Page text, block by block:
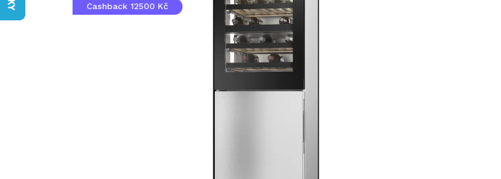
Cashback 12500 Kč